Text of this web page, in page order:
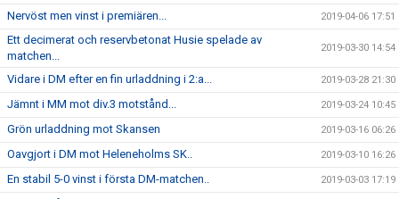
Nervöst men vinst i premiären... 2019-04-06 17:51
Ett decimerat och reservbetonat Husie spelade av
matchen...
2019-03-30 14:54
Vidare i DM efter en fin urladdning i 2:a... 2019-03-28 21:30
Jämnt i MM mot div.3 motstånd... 2019-03-24 10:45
Grön urladdning mot Skansen 2019-03-16 06:26
Oavgjort i DM mot Heleneholms SK.. 2019-03-10 16:26
En stabil 5-0 vinst i första DM-matchen.. 2019-03-03 17:19